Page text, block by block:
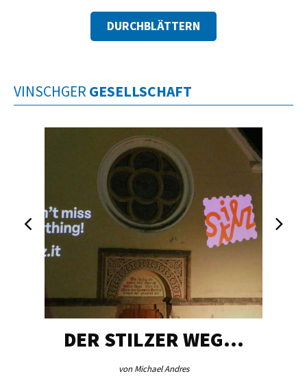
DURCHBLÄTTERN
VINSCHGER GESELLSCHAFT
DER STILZER WEG…
von Michael Andres